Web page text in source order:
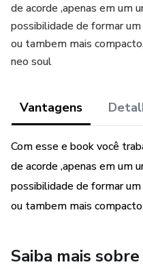
de acorde ,apenas em um
possibilidade de formar
ou tambem mais
neo soul
Vantagens
Com esse e book você
de acorde ,apenas em um
possibilidade de formar
ou tambem mais compacto
Saiba mais